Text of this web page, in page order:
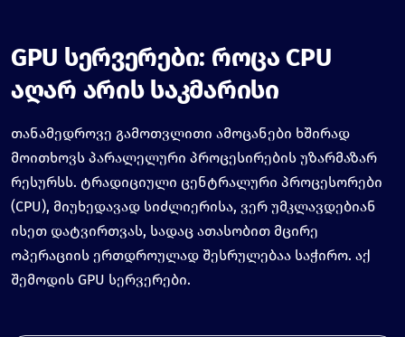
GPU სერვერები: როცა CPU
აღარ არის საკმარისი
თანამედროვე გამოთვლითი ამოცანები ხშირად
მოითხოვს პარალელური პროცესირების უზარმაზარ
რესურსს. ტრადიციული ცენტრალური პროცესორები
(CPU), მიუხედავად სიძლიერისა, ვერ უმკლავდებიან
ისეთ დატვირთვას, სადაც ათასობით მცირე
ოპერაციის ერთდროულად შესრულებაა საჭირო. აქ
შემოდის GPU სერვერები.